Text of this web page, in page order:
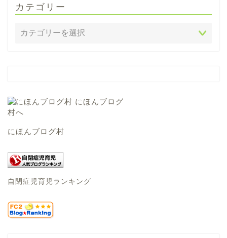
カテゴリー
にほんブログ村
自閉症児育児ランキング